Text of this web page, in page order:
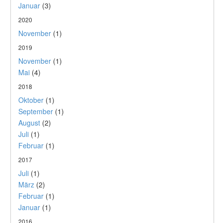
Januar (3)
2020
November (1)
2019
November (1)
Mai (4)
2018
Oktober (1)
September (1)
August (2)
Juli (1)
Februar (1)
2017
Juli (1)
März (2)
Februar (1)
Januar (1)
2016